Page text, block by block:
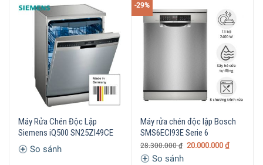
Máy Rửa Chén Độc Lập
Siemens iQ500 SN25ZI49CE
So sánh
-29%
Máy rửa chén độc lập Bosch
SMS6ECI93E Serie 6
28.300.000₫ 20.000.000 ₫
So sánh